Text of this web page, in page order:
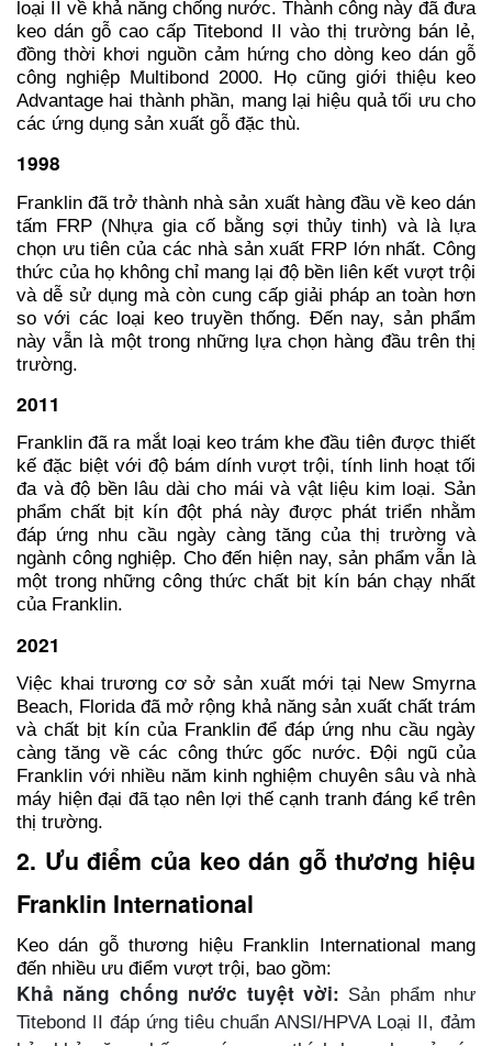
loại II về khả năng chống nước. Thành công này đã đưa
keo dán gỗ cao cấp Titebond II vào thị trường bán lẻ,
đồng thời khơi nguồn cảm hứng cho dòng keo dán gỗ
công nghiệp Multibond 2000. Họ cũng giới thiệu keo
Advantage hai thành phần, mang lại hiệu quả tối ưu cho
các ứng dụng sản xuất gỗ đặc thù.
1998
Franklin đã trở thành nhà sản xuất hàng đầu về keo dán
tấm FRP (Nhựa gia cố bằng sợi thủy tinh) và là lựa
chọn ưu tiên của các nhà sản xuất FRP lớn nhất. Công
thức của họ không chỉ mang lại độ bền liên kết vượt trội
và dễ sử dụng mà còn cung cấp giải pháp an toàn hơn
so với các loại keo truyền thống. Đến nay, sản phẩm
này vẫn là một trong những lựa chọn hàng đầu trên thị
trường.
2011
Franklin đã ra mắt loại keo trám khe đầu tiên được thiết
kế đặc biệt với độ bám dính vượt trội, tính linh hoạt tối
đa và độ bền lâu dài cho mái và vật liệu kim loại. Sản
phẩm chất bịt kín đột phá này được phát triển nhằm
đáp ứng nhu cầu ngày càng tăng của thị trường và
ngành công nghiệp. Cho đến hiện nay, sản phẩm vẫn là
một trong những công thức chất bịt kín bán chạy nhất
của Franklin.
2021
Việc khai trương cơ sở sản xuất mới tại New Smyrna
Beach, Florida đã mở rộng khả năng sản xuất chất trám
và chất bịt kín của Franklin để đáp ứng nhu cầu ngày
càng tăng về các công thức gốc nước. Đội ngũ của
Franklin với nhiều năm kinh nghiệm chuyên sâu và nhà
máy hiện đại đã tạo nên lợi thế cạnh tranh đáng kể trên
thị trường.
2. Ưu điểm của keo dán gỗ thương hiệu
Franklin International
Keo dán gỗ thương hiệu Franklin International mang
đến nhiều ưu điểm vượt trội, bao gồm:
Khả năng chống nước tuyệt vời: Sản phẩm như
Titebond II đáp ứng tiêu chuẩn ANSI/HPVA Loại II, đảm